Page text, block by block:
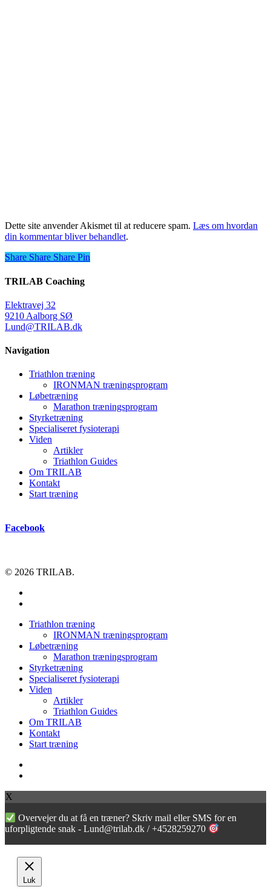
Dette site anvender Akismet til at reducere spam. Læs om hvordan
din kommentar bliver behandlet.
Share
Share Share Share Pin
TRILAB Coaching
Elektravej 32
9210 Aalborg SØ
Lund@TRILAB.dk
Navigation
Triathlon træning
IRONMAN træningsprogram
Løbetræning
Marathon træningsprogram
Styrketræning
Specialiseret fysioterapi
Viden
Artikler
Triathlon Guides
Om TRILAB
Kontakt
Start træning
Facebook
© 2026 TRILAB.
Close
Triathlon træning
IRONMAN træningsprogram
Løbetræning
Marathon træningsprogram
Styrketræning
Specialiseret fysioterapi
Viden
Artikler
Triathlon Guides
Om TRILAB
Kontakt
Start træning
X
Overvejer du at få en træner? Skriv mail eller SMS for en
uforpligtende snak - Lund@trilab.dk / +4528259270
Luk